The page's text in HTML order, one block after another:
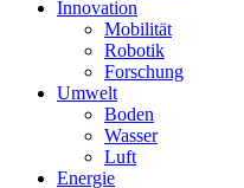
Innovation
Mobilität
Robotik
Forschung
Umwelt
Boden
Wasser
Luft
Energie